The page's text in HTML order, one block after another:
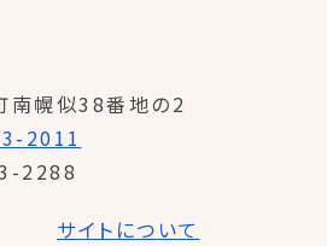
南幌似38番地の2
2011
2288
サイトについて